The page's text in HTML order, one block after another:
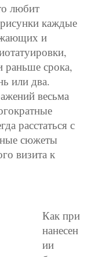
любит
каждые
и
раньше срока,
или два.
весьма
расстаться с
сюжеты
визита к
Как при
нанесен
ии